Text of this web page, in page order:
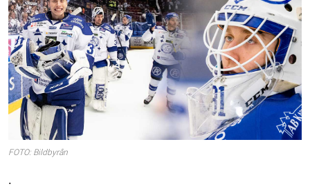
FOTO: Bildbyrån
.